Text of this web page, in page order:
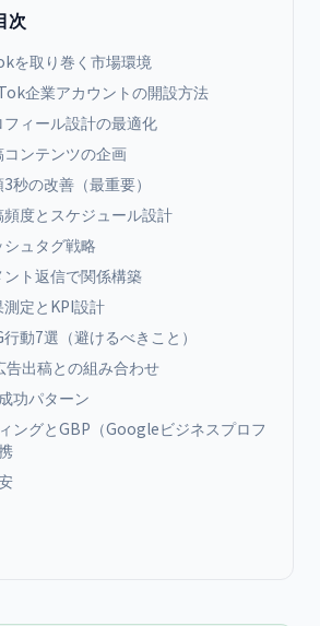
次
を取り巻く市場環境
企業アカウントの開設方法
フィール設計の最適化
ンテンツの企画
秒の改善（最重要）
頻度とスケジュール設計
ュタグ戦略
ト返信で関係構築
定とKPI設計
動7選（避けるべきこと）
告出稿との組み合わせ
功パターン
ングとGBP（Googleビジネスプロフ